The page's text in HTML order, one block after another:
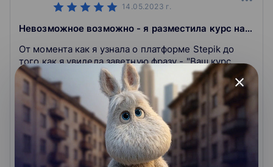
14.05.2023 г.
Невозможное возможно - я разместила курс на Stepik
От момента как я узнала о платформе Stepik до
того как я увидела заветную фразу - "Ваш курс
опубликован" прошло полгода. Нет, я не
размещала курс 6 месяцев, а всё это время шла к
этому)) Вот мой курс - [ссылка]И вот почему я шла
к его размещению довольно долго. из гаджетов у
меня только телефон. iPhone, но всё же только он)
Ни планшетом, ни ноутбуком, ни компьютером я
не пользовалась во время запи...
читать подробнее
close